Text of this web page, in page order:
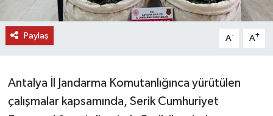
Paylaş A- A+
Antalya İl Jandarma Komutanlığınca yürütülen
çalışmalar kapsamında, Serik Cumhuriyet
RÖPORTAJ
VİDEO HABERLER
RESMİ İLAN